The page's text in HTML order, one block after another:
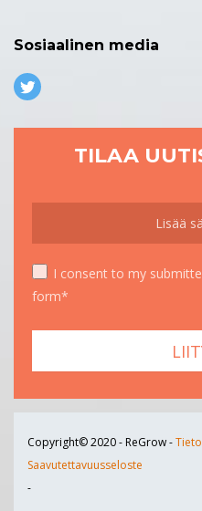
Sosiaalinen media
TILAA
I consent to my
form*
Copyright© 2020 - ReGrow -
Saavutettavuusseloste
-